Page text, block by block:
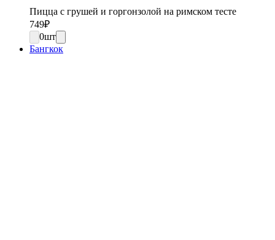
Пицца с грушей и горгонзолой на римском тесте
749₽
0шт
Бангкок